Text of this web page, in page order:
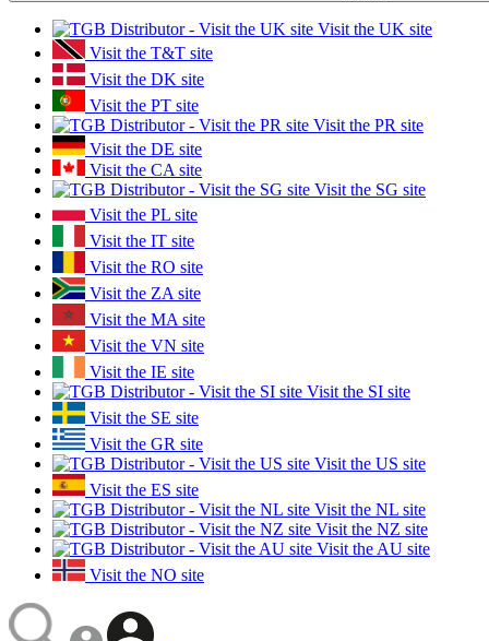
Visit the UK site
Visit the T&T site
Visit the DK site
Visit the PT site
Visit the PR site
Visit the DE site
Visit the CA site
Visit the SG site
Visit the PL site
Visit the IT site
Visit the RO site
Visit the ZA site
Visit the MA site
Visit the VN site
Visit the IE site
Visit the SI site
Visit the SE site
Visit the GR site
Visit the US site
Visit the ES site
Visit the NL site
Visit the NZ site
Visit the AU site
Visit the NO site